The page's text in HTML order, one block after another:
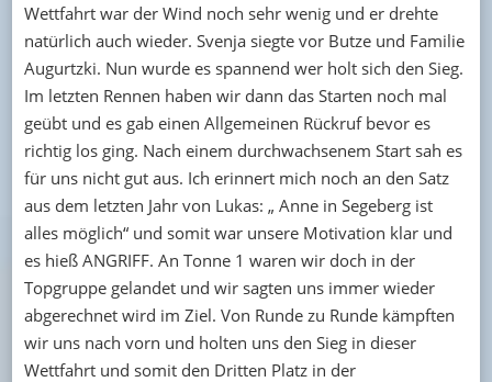
Wettfahrt war der Wind noch sehr wenig und er drehte
natürlich auch wieder. Svenja siegte vor Butze und Familie
Augurtzki. Nun wurde es spannend wer holt sich den Sieg.
Im letzten Rennen haben wir dann das Starten noch mal
geübt und es gab einen Allgemeinen Rückruf bevor es
richtig los ging. Nach einem durchwachsenem Start sah es
für uns nicht gut aus. Ich erinnert mich noch an den Satz
aus dem letzten Jahr von Lukas: „ Anne in Segeberg ist
alles möglich“ und somit war unsere Motivation klar und
es hieß ANGRIFF. An Tonne 1 waren wir doch in der
Topgruppe gelandet und wir sagten uns immer wieder
abgerechnet wird im Ziel. Von Runde zu Runde kämpften
wir uns nach vorn und holten uns den Sieg in dieser
Wettfahrt und somit den Dritten Platz in der